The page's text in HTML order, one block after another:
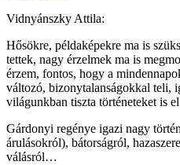
Vidnyánszky Attila:
Hősökre, példaképekre ma is
tettek, nagy érzelmek ma is
érzem, fontos, hogy a
változó, bizonytalanságokkal teli,
világunkban tiszta történeteket is
Gárdonyi regénye igazi nagy
árulásokról), bátorságról,
válásról…